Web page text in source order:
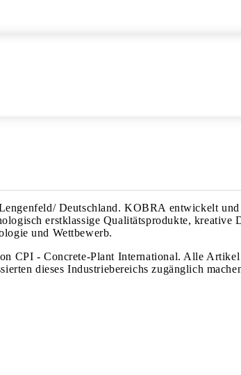
Deutschland. KOBRA entwickelt
erstklassige Qualitätsprodukte,
und Wettbewerb.
CPI - Concrete-Plant International. Alle
dieses Industriebereichs zugänglich